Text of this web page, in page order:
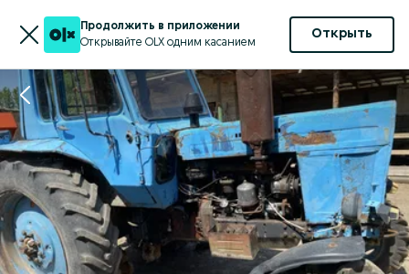
Продолжить в приложении
Открывайте OLX одним касанием
Открыть